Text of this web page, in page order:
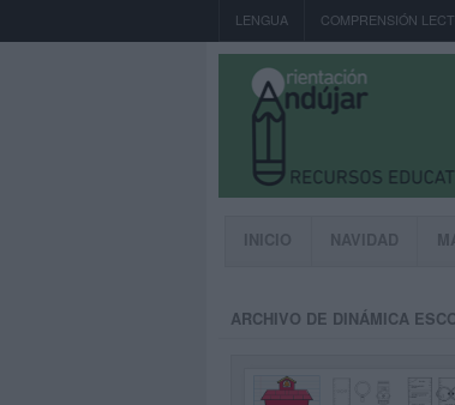
LENGUA COMPRENSIÓN
INICIO NAVIDAD
ARCHIVO DE DINÁMICA